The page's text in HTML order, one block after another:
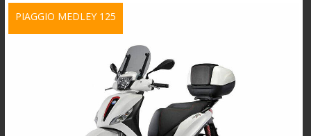
PIAGGIO MEDLEY 125